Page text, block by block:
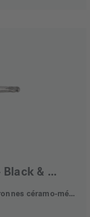
H4MC - Black & White
Dépose de couronnes céramo-métalliques